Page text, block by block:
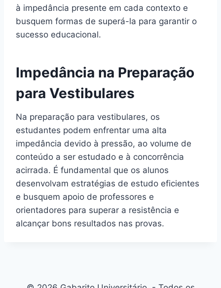
à impedância presente em cada contexto e
busquem formas de superá-la para garantir o
sucesso educacional.
Impedância na Preparação
para Vestibulares
Na preparação para vestibulares, os
estudantes podem enfrentar uma alta
impedância devido à pressão, ao volume de
conteúdo a ser estudado e à concorrência
acirrada. É fundamental que os alunos
desenvolvam estratégias de estudo eficientes
e busquem apoio de professores e
orientadores para superar a resistência e
alcançar bons resultados nas provas.